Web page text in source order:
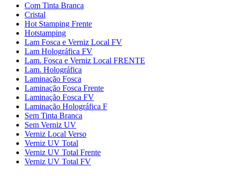
Com Tinta Branca
Cristal
Hot Stamping Frente
Hotstamping
Lam Fosca e Verniz Local FV
Lam Holográfica FV
Lam. Fosca e Verniz Local FRENTE
Lam. Holográfica
Laminação Fosca
Laminação Fosca Frente
Laminação Fosca FV
Laminação Holográfica F
Sem Tinta Branca
Sem Verniz UV
Verniz Local Verso
Verniz UV Total
Verniz UV Total Frente
Verniz UV Total FV